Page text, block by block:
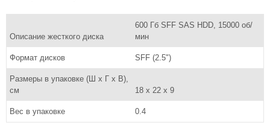
Описание жесткого диска
600 Гб SFF SAS HDD, 15000 об/
мин
Формат дисков SFF (2.5")
Размеры в упаковке (Ш x Г x В),
см
18 x 22 x 9
Вес в упаковке 0.4